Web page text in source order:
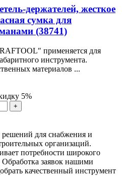
держателей, жесткое
сумка для
(38741)
применяется для
инструмента.
материалов ...
5%
+
для снабжения и
организаций.
потребности широкого
Обработка заявок нашими
качественный инструмент